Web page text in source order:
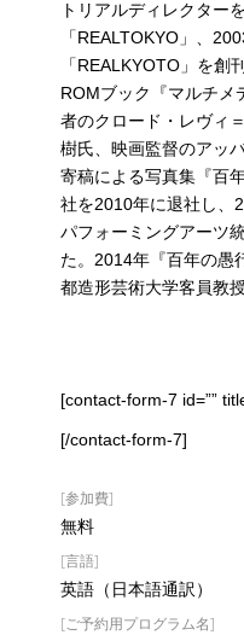
トリアルディレクター
「REALTOKYO」、
「REALKYOTO」を創
ROMブック『マルチメ
者のクロード・レヴィ
樹氏、映画監督のアッ
寄稿による写真集『百
社を2010年に退社し、
パフォーミングアーツ
た。2014年『百年の愚
都造形芸術大学客員教授
[contact-form-7 id=””
[/contact-form-7]
[参加費]
無料
[言語]
英語（日本語通訳）
[ご予約用プログラム名]